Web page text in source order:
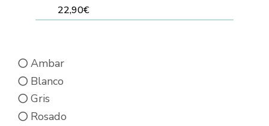
22,90€
Ambar
Blanco
Gris
Rosado